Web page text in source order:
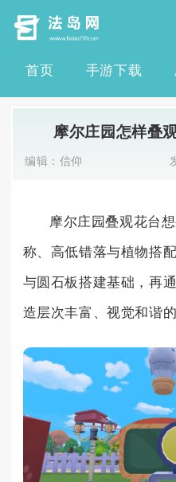
首页 手游下载
摩尔庄园怎样叠
编辑： 信仰
摩尔庄园叠观花台
称、高低错落与植物搭
与圆石板搭建基础，再
造层次丰富、视觉和谐的